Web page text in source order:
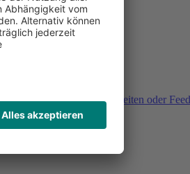
Sie haben Fragen, Unklarheiten oder
Buchung?